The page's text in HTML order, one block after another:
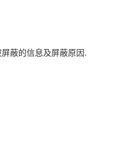
蔽的信息及屏蔽原因.